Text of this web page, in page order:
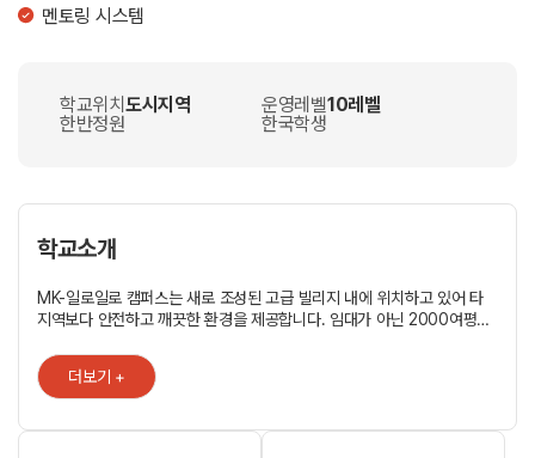
멘토링 시스템
학교위치 도시지역 운영레벨10레벨
한반정원
한국학생
학교소개
MK-일로일로 캠퍼스는 새로 조성된 고급 빌리지 내에 위치하고 있어 타
지역보다 안전하고 깨끗한 환경을 제공합니다. 임대가 아닌 2000여평의
조깅 코스, 수영장이 있어 캠퍼스 내 농구/배구/헬스/족구/탁구/베드민턴
등 각종 체육활동을 맑은 공기를 마시며 쾌적한 환경 속에서 즐길 수
있습니다. 일로일로 중앙에 위치하여 접근성 또한 용이합니다. 대학교,
대형 쇼핑,센터, 문화시설이 차로 5분거리에 있습니다. 기숙사에는 개인별
더보기 +